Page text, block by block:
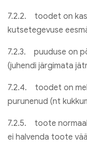
7.2.2. toodet on
kutsetegevuse
7.2.3. puuduse on
(juhendi järgimata
7.2.4. toodet on
purunenud (nt
7.2.5. toote
ei halvenda toote